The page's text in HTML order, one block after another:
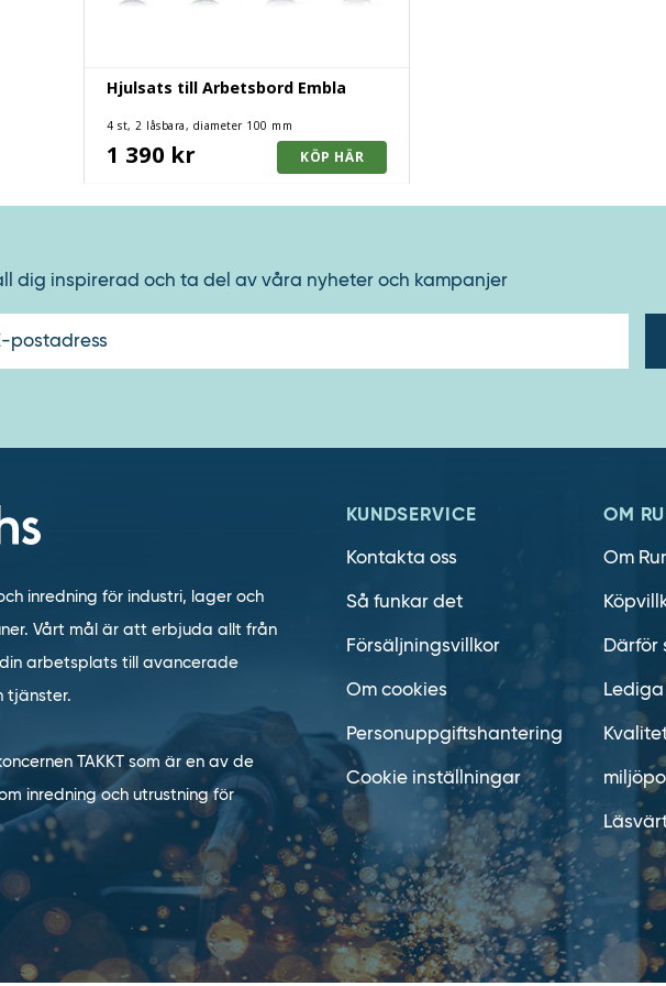
Hjulsats till Arbetsbord Embla
4 st, 2 låsbara, diameter 100 mm
1 390 kr
dig inspirerad och ta del av våra nyheter och kampanjer
inredning för industri, lager och
Vårt mål är att erbjuda allt från
arbetsplats till avancerade
tjänster.
TAKKT som är en av de
inredning och utrustning för
KUNDSERVICE
Kontakta oss
Så funkar det
Försäljningsvillkor
Om cookies
Personuppgiftshantering
Cookie inställningar
OM
Om
Därför